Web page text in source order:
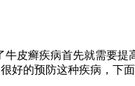
癣疾病首先就需要提
的预防这种疾病，下